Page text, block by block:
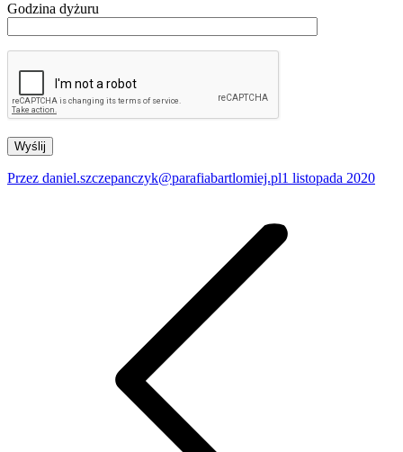
Godzina dyżuru
Przez daniel.szczepanczyk@parafiabartlomiej.pl1 listopada 2020